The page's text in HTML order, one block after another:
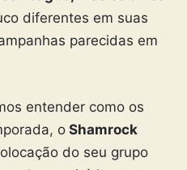
diferentes em suas
parecidas em
entender como os
oShamrock
do seu grupo